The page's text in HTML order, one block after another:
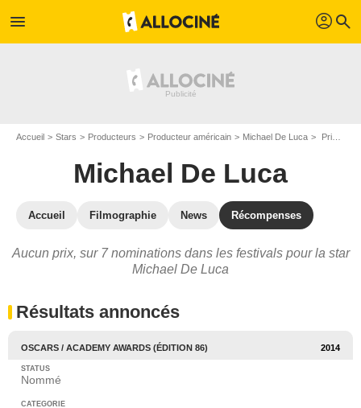
menu profil search
Accueil Stars Producteurs Producteur américain Michael De Luca Prix et nominations de Michael De Luca
Michael De Luca
Accueil Filmographie News Récompenses
Aucun prix, sur 7 nominations dans les festivals pour la star
Michael De Luca
Résultats annoncés
OSCARS / ACADEMY AWARDS (ÉDITION 86) 2014
Nommé